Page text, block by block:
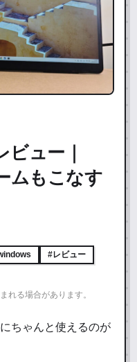
ュー｜
ムもこなす
#レビュー
れる場合があります。
ちゃんと使えるのが